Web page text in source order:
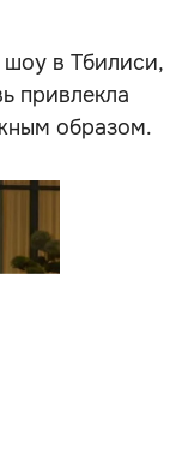
шоу в Тбилиси,
привлекла
образом.